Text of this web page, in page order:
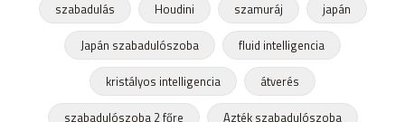
szabadulás Houdini szamuráj
japán
Japán szabadulószoba
fluid intelligencia
kristályos intelligencia
átverés
szabadulószoba 2 főre
Azték szabadulószoba